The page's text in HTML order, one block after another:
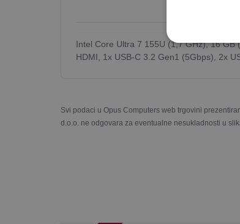
Intel Core Ultra 7 155U (1,7 GHz), 16 GB
HDMI, 1x USB-C 3.2 Gen1 (5Gbps), 2x
Svi podaci u Opus Computers web trgovini
d.o.o. ne odgovara za eventualne nesukladnosti u